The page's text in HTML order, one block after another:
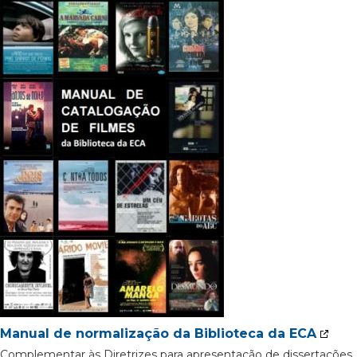
Manual de normalização da Biblioteca da ECA